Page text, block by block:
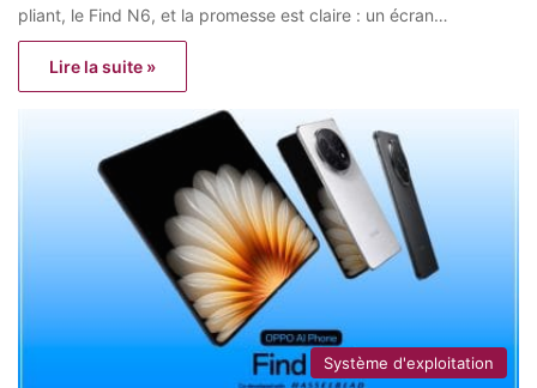
pliant, le Find N6, et la promesse est claire : un écran…
Lire la suite »
Système d'exploitation